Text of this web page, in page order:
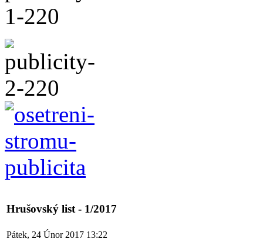
Hrušovský list - 1/2017
Pátek, 24 Únor 2017 13:22